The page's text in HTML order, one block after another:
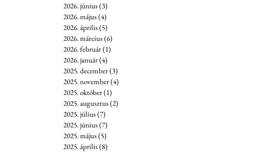
2026. június(3)
2026. május(4)
2026. április(5)
2026. március(6)
2026. február(1)
2026. január(4)
2025. december(3)
2025. november(4)
2025. október(1)
2025. augusztus(2)
2025. július(7)
2025. június(7)
2025. május(5)
2025. április(8)